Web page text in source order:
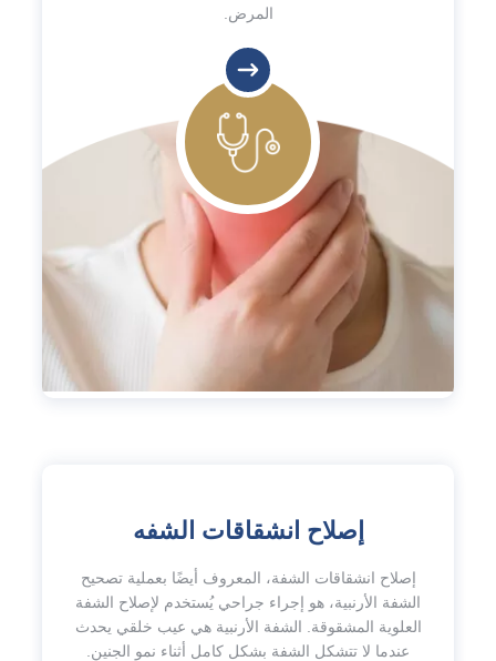
المرض.
إصلاح انشقاقات الشفه
إصلاح انشقاقات الشفة، المعروف أيضًا بعملية تصحيح
الشفة الأرنبية، هو إجراء جراحي يُستخدم لإصلاح الشفة
العلوية المشقوقة. الشفة الأرنبية هي عيب خلقي يحدث
عندما لا تتشكل الشفة بشكل كامل أثناء نمو الجنين.